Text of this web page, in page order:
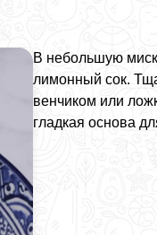
В небольшую
лимонный сок.
венчиком или
гладкая основа